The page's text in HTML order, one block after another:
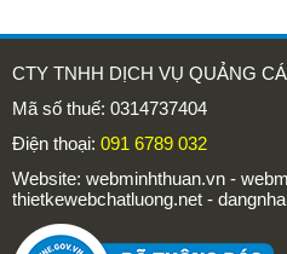
CTY TNHH DỊCH VỤ QUẢNG
Mã số thuế: 0314737404
Điện thoại: 091 6789 032
Website: webminhthuan.vn -
thietkewebchatluong.net -